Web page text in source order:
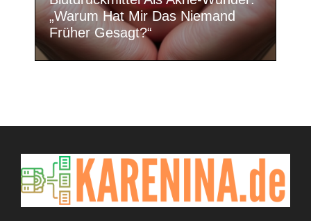
„Warum Hat Mir Das Niemand
Früher Gesagt?“